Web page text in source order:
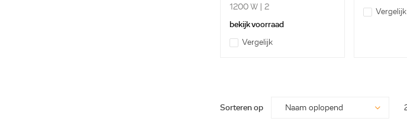
1200 W | 2
Verwarmingsmodi | ...
bekijk voorraad
Vergelijk
Vergelijk
Sorteren op